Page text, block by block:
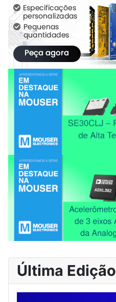
Última Edição